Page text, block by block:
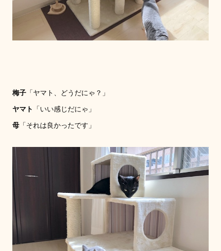
梅子「ヤマト、どうだにゃ？」
ヤマト 「いい感じだにゃ」
母「それは良かったです」